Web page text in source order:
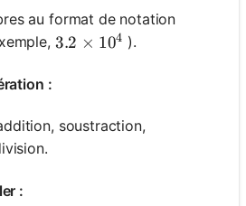
au format de notation
3.2 \times 10^4
3.2 × 104 ).
:
soustraction,
: